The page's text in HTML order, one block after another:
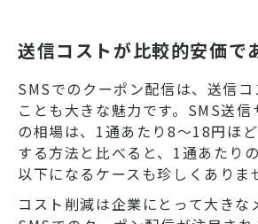
送信コストが比較的安価で
SMSでのクーポン配信は、送信
ことも大きな魅力です。SMS送
の相場は、1通あたり8〜18円ほ
する方法と比べると、1通あたり
以下になるケースも珍しくありま
コスト削減は企業にとって大きな